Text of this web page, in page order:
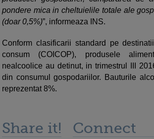
pondere mica in cheltuielile totale ale
(doar 0,5%)”, informeaza INS.
Conform clasificarii standard pe
consum (COICOP), produsele
nealcoolice au detinut, in trimestrul III
din consumul gospodariilor. Bauturile
reprezentat 8%.
Share it! Connect